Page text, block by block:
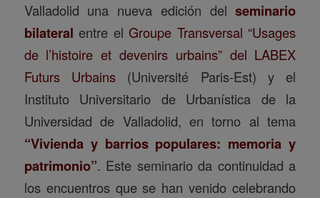
Valladolid una nueva edición delseminario
bilateral entre el Groupe Transversal “Usages
de l’histoire et devenirs urbains” del LABEX
Futurs Urbains(Université Paris-Est) y el
Instituto Universitario de Urbanística de la
Universidad de Valladolid, en torno al tema
“Vivienda y barrios populares: memoria y
patrimonio”. Este seminario da continuidad a
los encuentros que se han venido celebrando